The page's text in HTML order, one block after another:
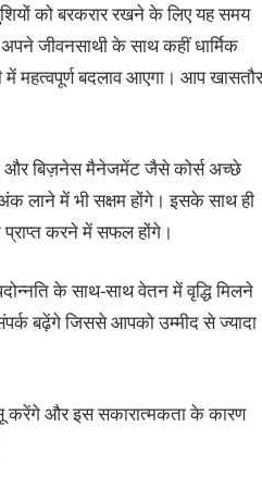
को बरकरार रखने के लिए यह समय
जीवनसाथी के साथ कहीं धार्मिक
महत्‍वपूर्ण बदलाव आएगा। आप खासतौर
और बिज़नेस मैनेजमेंट जैसे कोर्स अच्‍छे
लाने में भी सक्षम होंगे। इसके साथ ही
करने में सफल होंगे।
के साथ-साथ वेतन में वृद्धि मिलने
बढ़ेंगे जिससे आपको उम्मीद से ज्यादा
और इस सकारात्‍मकता के कारण